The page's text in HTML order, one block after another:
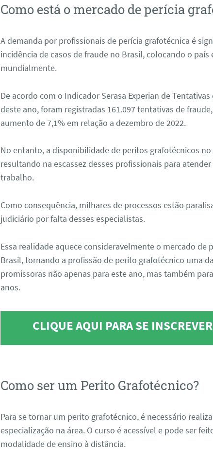
Como está o mercado de perícia
A demanda por profissionais de perícia grafotécnica é
incidência de casos de fraude no Brasil, colocando o país
mundialmente.
De acordo com o Indicador Serasa Experian de
deste ano, foram registradas 161.097 tentativas de
aumento de 7,1% em relação a dezembro de 2022.
No entanto, a disponibilidade de peritos grafotécnicos
resultando na escassez desses profissionais para
trabalho.
Como consequência, milhares de processos estão
judiciário por falta desses especialistas.
Essa realidade aquece consideravelmente o mercado de
Brasil, tornando a profissão de perito grafotécnico uma
promissoras não apenas para este ano, mas também
anos.
CLIQUE AQUI PARA SE
Como ser um Perito Grafotécnico?
Para se tornar um perito grafotécnico, é necessário
especialização na área. O curso é acessível e pode ser
modalidade de ensino à distância.